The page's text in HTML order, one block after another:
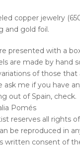
copper jewelry
and gold foil.
presented with a
are made by hand
of those that
ask me if you have
out of Spain, check.
Pomés
reserves all rights
be reproduced in
written consent of